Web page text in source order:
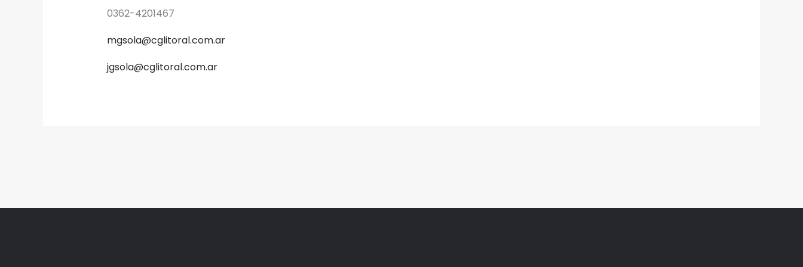
0362-4201467
mgsola@cglitoral.com.ar
jgsola@cglitoral.com.ar